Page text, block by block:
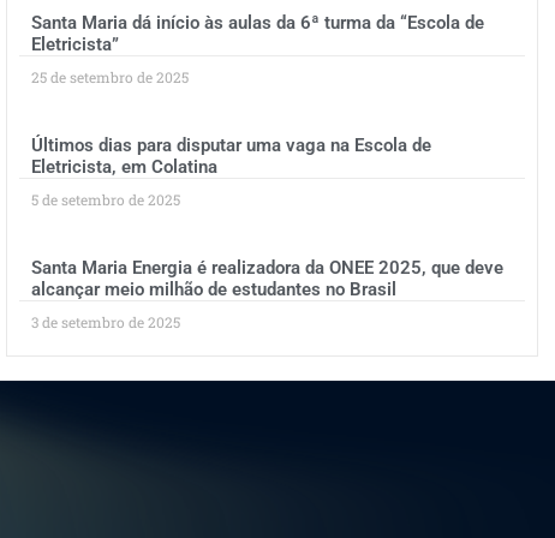
Santa Maria dá início às aulas da 6ª turma da “Escola de
Eletricista”
25 de setembro de 2025
Últimos dias para disputar uma vaga na Escola de
Eletricista, em Colatina
5 de setembro de 2025
Santa Maria Energia é realizadora da ONEE 2025, que deve
alcançar meio milhão de estudantes no Brasil
3 de setembro de 2025